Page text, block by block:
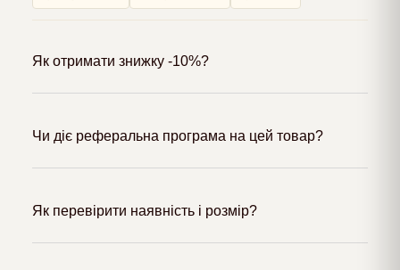
Як отримати знижку -10%?
Чи діє реферальна програма на цей товар?
Як перевірити наявність і розмір?